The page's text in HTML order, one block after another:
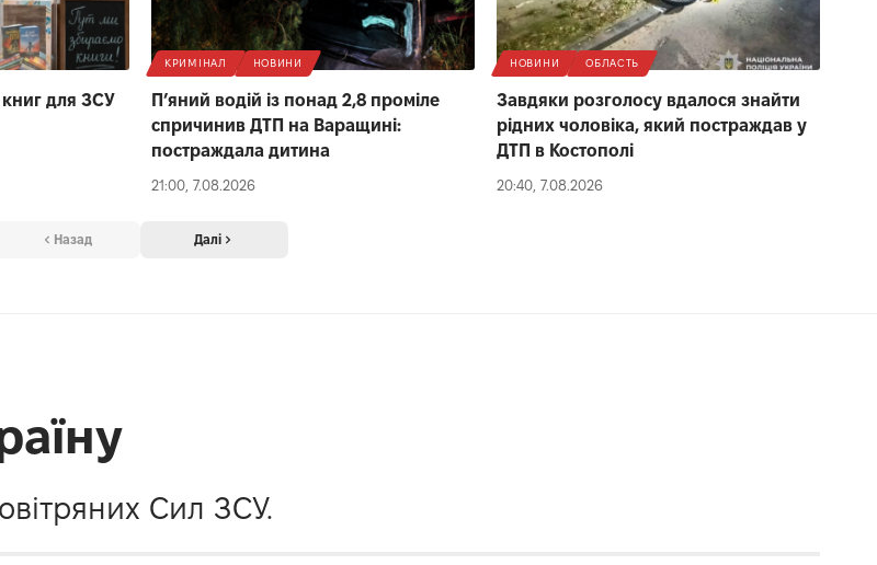
книг для ЗСУ
КРИМІНАЛ НОВИНИ
П’яний водій із понад 2,8 проміле
спричинив ДТП на Варащині:
постраждала дитина
21:00, 7.08.2026
НОВИНИ ОБЛАСТЬ
Завдяки розголосу вдалося знайти
рідних чоловіка, який постраждав у
ДТП в Костополі
20:40, 7.08.2026
Назад Далі
Сил ЗСУ.